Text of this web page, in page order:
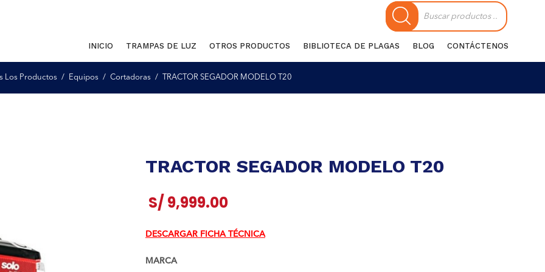
Búsqueda
de
productos
INICIO TRAMPAS DE LUZ OTROS PRODUCTOS BIBLIOTECA DE PLAGAS BLOG CONTÁCTENOS
Los Productos Equipos Cortadoras TRACTOR SEGADOR MODELO T20
TRACTOR SEGADOR MODELO T20
S/ 9,999.00
DESCARGAR FICHA TÉCNICA
MARCA